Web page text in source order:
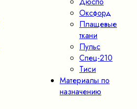
Оксфорд
Плащевые
ткани
Пульс
Спец-210
Тиси
Материалы по
назначению